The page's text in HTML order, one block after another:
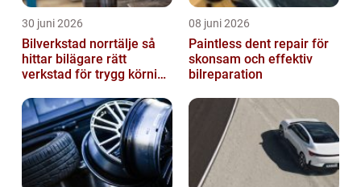
30 juni 2026
Bilverkstad norrtälje så
hittar bilägare rätt
verkstad för trygg körning
08 juni 2026
Paintless dent repair för
skonsam och effektiv
bilreparation